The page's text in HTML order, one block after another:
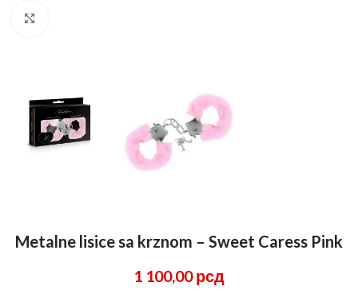
Metalne lisice sa krznom – Sweet Caress Pink
1 100,00рсд